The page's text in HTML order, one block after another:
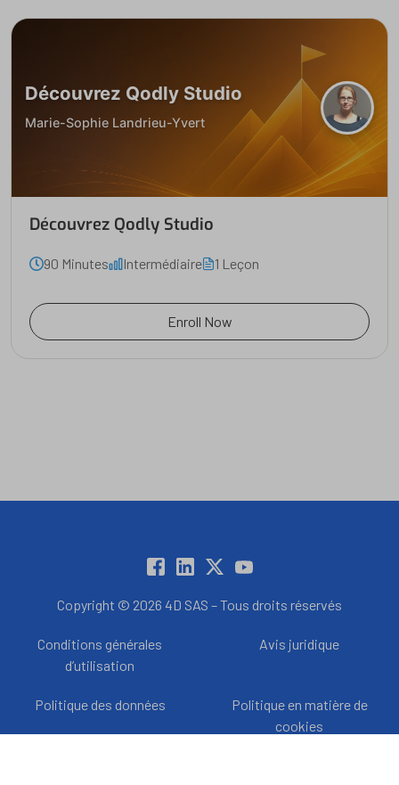
Découvrez Qodly Studio
Marie-Sophie Landrieu-Yvert
Découvrez Qodly Studio
90 Minutes Intermédiaire 1 Leçon
Enroll Now
Copyright © 2026 4D SAS – Tous droits réservés
Conditions générales
d’utilisation
Avis juridique
Politique des données
Politique en matière de
cookies